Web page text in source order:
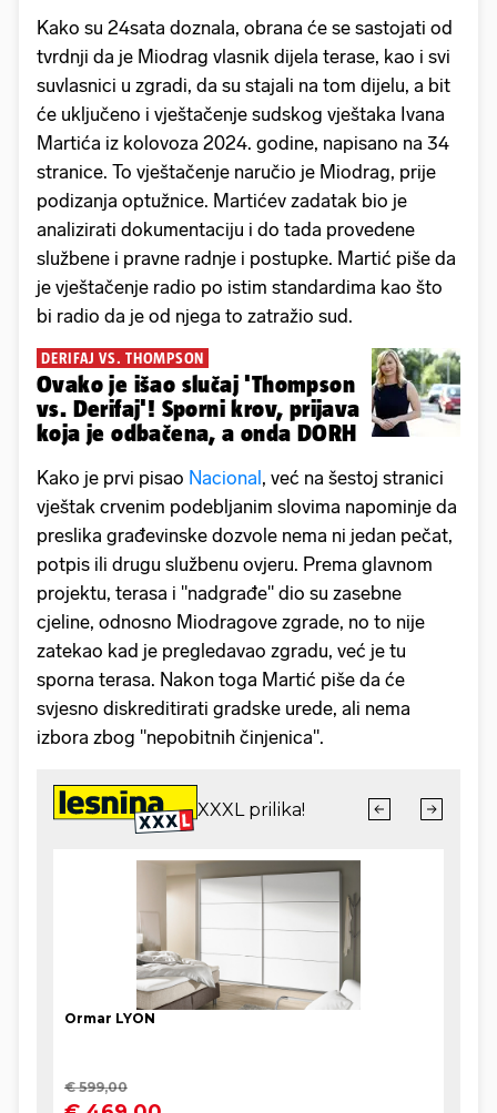
Kako su 24sata doznala, obrana će se sastojati od
tvrdnji da je Miodrag vlasnik dijela terase, kao i svi
suvlasnici u zgradi, da su stajali na tom dijelu, a bit
će uključeno i vještačenje sudskog vještaka Ivana
Martića iz kolovoza 2024. godine, napisano na 34
stranice. To vještačenje naručio je Miodrag, prije
podizanja optužnice. Martićev zadatak bio je
analizirati dokumentaciju i do tada provedene
službene i pravne radnje i postupke. Martić piše da
je vještačenje radio po istim standardima kao što
bi radio da je od njega to zatražio sud.
DERIFAJ VS. THOMPSON
Ovako je išao slučaj 'Thompson
vs. Derifaj'! Sporni krov, prijava
koja je odbačena, a onda DORH
Kako je prvi pisao Nacional , već na šestoj stranici
vještak crvenim podebljanim slovima napominje da
preslika građevinske dozvole nema ni jedan pečat,
potpis ili drugu službenu ovjeru. Prema glavnom
projektu, terasa i "nadgrađe" dio su zasebne
cjeline, odnosno Miodragove zgrade, no to nije
zatekao kad je pregledavao zgradu, već je tu
sporna terasa. Nakon toga Martić piše da će
svjesno diskreditirati gradske urede, ali nema
izbora zbog "nepobitnih činjenica".